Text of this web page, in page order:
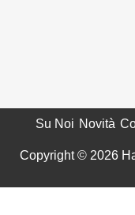
Su Noi Novità
Copyright © 2026